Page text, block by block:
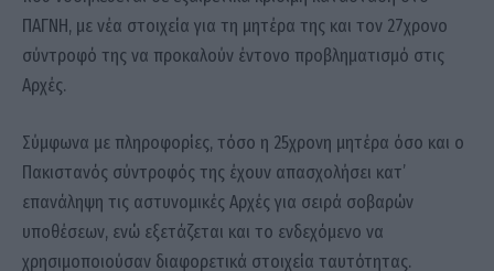
ΠΑΓΝΗ, με νέα στοιχεία για τη μητέρα της και τον 27χρονο
σύντροφό της να προκαλούν έντονο προβληματισμό στις
Αρχές.
Σύμφωνα με πληροφορίες, τόσο η 25χρονη μητέρα όσο και ο
Πακιστανός σύντροφός της έχουν απασχολήσει κατ’
επανάληψη τις αστυνομικές Αρχές για σειρά σοβαρών
υποθέσεων, ενώ εξετάζεται και το ενδεχόμενο να
χρησιμοποιούσαν διαφορετικά στοιχεία ταυτότητας.